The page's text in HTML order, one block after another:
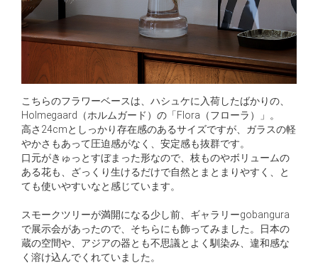
こちらのフラワーベースは、ハシュケに入荷したばかりの、
Holmegaard（ホルムガード）の「Flora（フローラ）」。
高さ24cmとしっかり存在感のあるサイズですが、ガラスの軽
やかさもあって圧迫感がなく、安定感も抜群です。
口元がきゅっとすぼまった形なので、枝ものやボリュームの
ある花も、ざっくり生けるだけで自然とまとまりやすく、と
ても使いやすいなと感じています。
スモークツリーが満開になる少し前、ギャラリーgobangura
で展示会があったので、そちらにも飾ってみました。日本の
蔵の空間や、アジアの器とも不思議とよく馴染み、違和感な
く溶け込んでくれていました。